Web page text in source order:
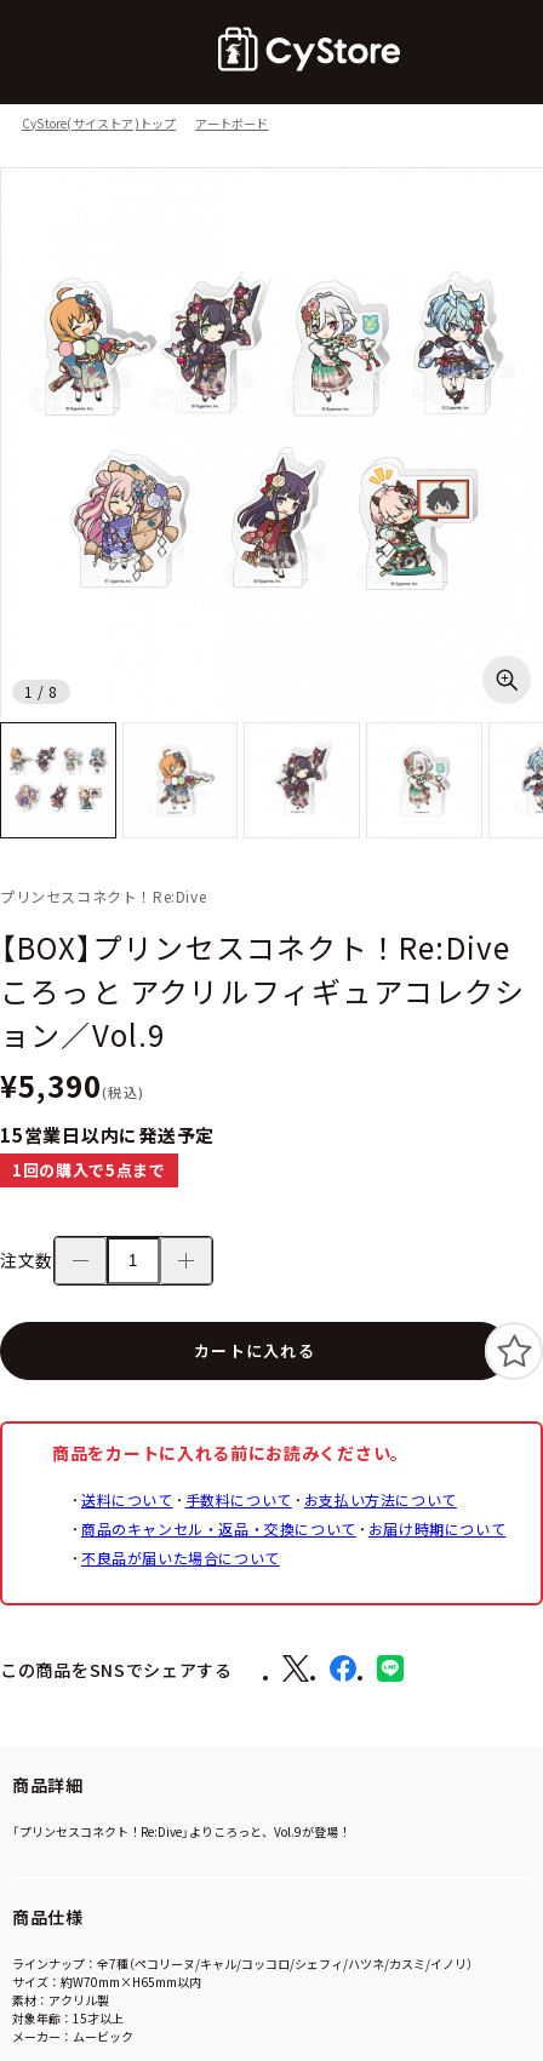
CyStore(サイストア)トップ アートボード
1 / 8
プリンセスコネクト！Re:Dive
【BOX】プリンセスコネクト！Re:Dive
ころっと アクリルフィギュアコレクシ
ョン／Vol.9
¥5,390(税込)
15営業日以内に発送予定
1回の購入で5点まで
注文数
カートに入れる
商品をカートに入れる前にお読みください。
送料について 手数料について
お支払い方法について
商品のキャンセル・返品・交換について
お届け時期について
不良品が届いた場合について
この商品をSNSでシェアする
商品詳細
「プリンセスコネクト！Re:Dive」よりころっと、Vol.9が登場！
商品仕様
ラインナップ：全7種（ペコリーヌ/キャル/コッコロ/シェフィ/ハツネ/カスミ/イノリ）
サイズ：約W70mm×H65mm以内
素材：アクリル製
対象年齢：15才以上
メーカー：ムービック